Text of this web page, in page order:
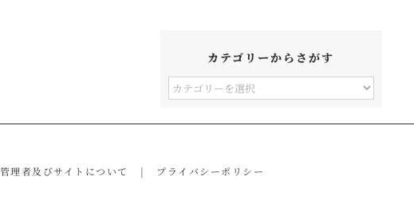
カテゴリーからさがす
カ
ー
管理者及びサイトについて プライバシーポリシー